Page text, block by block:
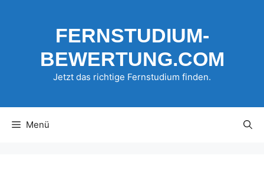
FERNSTUDIUM-
BEWERTUNG.COM
Jetzt das richtige Fernstudium finden.
Menü